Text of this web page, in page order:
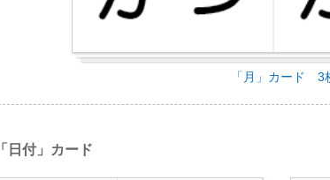
「月」カード 3
「日付」カード